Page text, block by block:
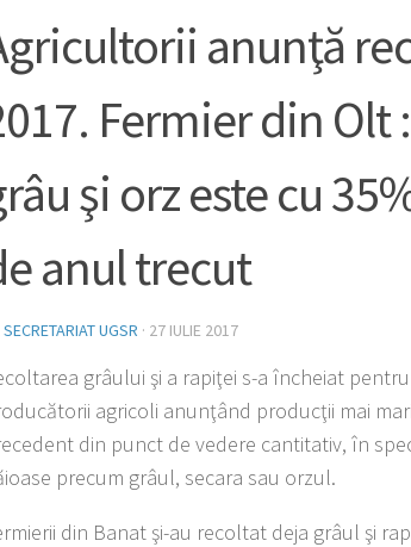
anunţă
Fermier din Olt
şi orz este cu
anul trecut
SECRETARIAT UGSR · 27 IULIE 2017
grâului şi a rapiţei s-a încheiat
agri­coli anun­ţând producţii mai
din punct de ve­dere cantitativ, în
precum grâul, se­cara sau orzul.
din Banat şi-au recoltat deja grâul şi